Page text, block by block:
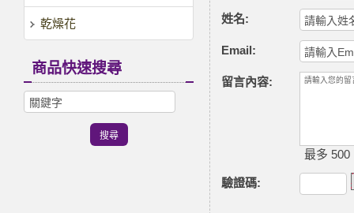
乾燥花
商品快速搜尋
姓名:
Email:
留言內容:
最多 500
驗證碼: